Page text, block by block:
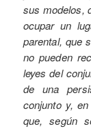
sus modelos,
ocupar un
parental, que
no pueden
leyes del
de una
conjunto y,
que, según